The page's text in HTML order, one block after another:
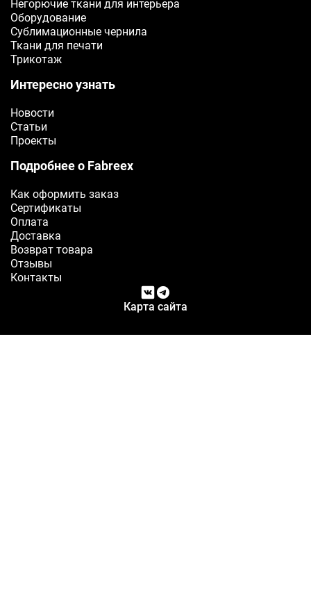
Негорючие ткани для интерьера
Оборудование
Сублимационные чернила
Ткани для печати
Трикотаж
Интересно узнать
Новости
Статьи
Проекты
Подробнее о Fabreex
Как оформить заказ
Сертификаты
Оплата
Доставка
Возврат товара
Отзывы
Контакты
Карта сайта